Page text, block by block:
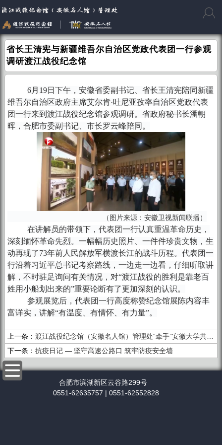
省长王清宪与新疆维吾尔自治区党政代表团一行参观
调研渡江战役纪念馆
6月19日下午，安徽省委副书记、省长王清宪陪同新疆
维吾尔自治区政府主席艾尔肯·吐尼亚孜率自治区党政代表
团一行来到渡江战役纪念馆参观调研。省政府秘书长潘朝
晖，合肥市委副书记、市长罗云峰陪同。
（图片来源：安徽卫视新闻联播）
在讲解员的带领下，代表团一行认真重温革命历史，
深刻缅怀革命先烈。一幅幅历史照片、一件件珍贵文物，生
动再现了73年前人民解放军横渡长江的战斗历程。代表团一
行沿着习近平总书记考察路线，一边走一边看，仔细听取讲
解，不时驻足询问有关情况，对“渡江战役的胜利是靠老百
姓用小船划出来的”重要论断有了更加深刻的认识。
参观展览后，代表团一行高度称赞纪念馆展陈内容丰
富详实，讲解“有温度、有情怀、有力量”。
上一条： 渡江战役纪念馆（安徽名人馆）管理处“牵手”安徽大学共建两基地
下一条： 抗疫日记 — 坚守高速公路口 筑牢防疫安全墙
合肥市滨湖新区云谷路299号
0551-62635757 | 0551-62552828